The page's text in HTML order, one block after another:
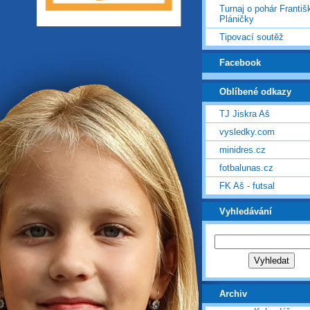
Turnaj o pohár
Pláničky
Tipovací soutěž
Facebook
Oblíbené odkazy
TJ Jiskra Aš
vysledky.com
minidres.cz
fotbalunas.cz
FK Aš - futsal
Vyhledávání
Archiv